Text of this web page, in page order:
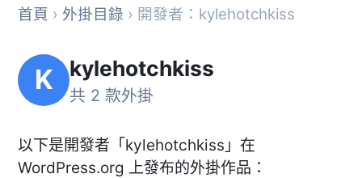
首頁 › 外掛目錄 › 開發者：kylehotchkiss
K kylehotchkiss
共 2 款外掛
以下是開發者「kylehotchkiss」在
WordPress.org 上發布的外掛作品：